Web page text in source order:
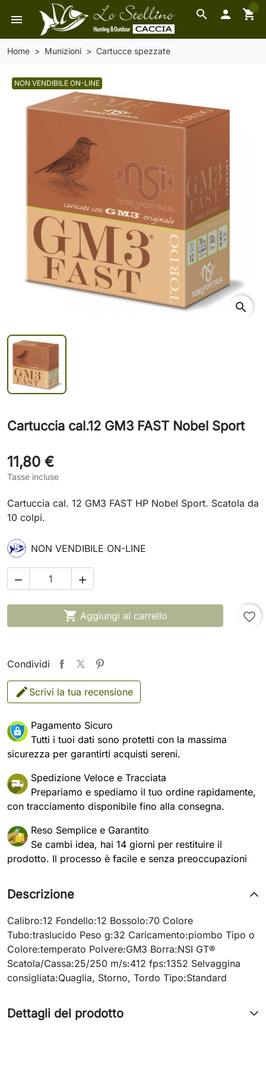
search
menu  shopping_cart
0
Home Munizioni Cartucce spezzate
NON VENDIBILE ON-LINE
search
Cartuccia cal.12 GM3 FAST Nobel Sport
11,80 €
Tasse incluse
Cartuccia cal. 12 GM3 FAST HP Nobel Sport. Scatola da
10 colpi.
NON VENDIBILE ON-LINE
 
 Aggiungi al carrello favorite_border
Condividi
Scrivi la tua recensione
Pagamento Sicuro
Tutti i tuoi dati sono protetti con la massima
sicurezza per garantirti acquisti sereni.
Spedizione Veloce e Tracciata
Prepariamo e spediamo il tuo ordine rapidamente,
con tracciamento disponibile fino alla consegna.
Reso Semplice e Garantito
Se cambi idea, hai 14 giorni per restituire il
prodotto. Il processo è facile e senza preoccupazioni
Descrizione
Calibro:12 Fondello:12 Bossolo:70 Colore
Tubo:traslucido Peso g:32 Caricamento:piombo Tipo o
Colore:temperato Polvere:GM3 Borra:NSI GT®
Scatola/Cassa:25/250 m/s:412 fps:1352 Selvaggina
consigliata:Quaglia, Storno, Tordo Tipo:Standard
Dettagli del prodotto